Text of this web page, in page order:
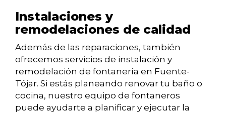
Instalaciones y
remodelaciones de calidad
Además de las reparaciones, también
ofrecemos servicios de instalación y
remodelación de fontanería en Fuente-
Tójar. Si estás planeando renovar tu baño o
cocina, nuestro equipo de fontaneros
puede ayudarte a planificar y ejecutar la